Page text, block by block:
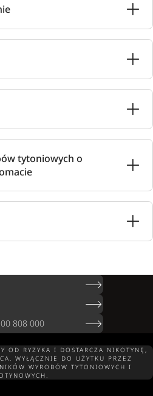
tytoniowych o
808 000
OD RYZYKA I DOSTARCZA NIKOTYNĘ,
WYŁĄCZNIE DO UŻYTKU PRZEZ
WYROBÓW TYTONIOWYCH I